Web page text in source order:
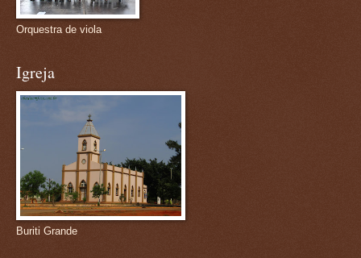
Orquestra de viola
Igreja
Buriti Grande